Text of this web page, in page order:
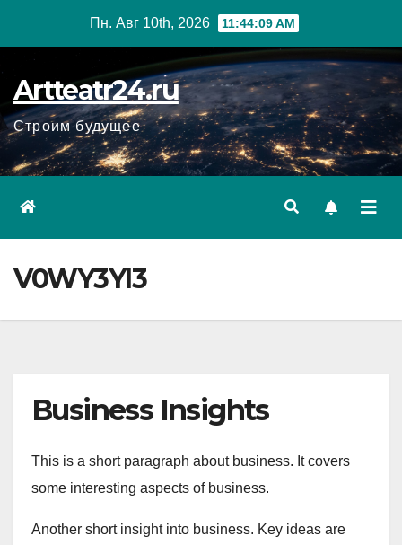
Пн. Авг 10th, 2026 11:44:10 AM
Artteatr24.ru
Строим будущее
V0WY3YI3
Business Insights
This is a short paragraph about business. It covers
some interesting aspects of business.
Another short insight into business. Key ideas are